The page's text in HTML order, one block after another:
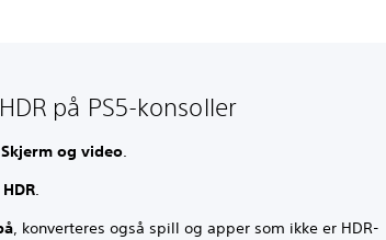
på PS5-konsoller
Skjerm og video.
HDR.
, konverteres også spill og apper som ikke er HDR-